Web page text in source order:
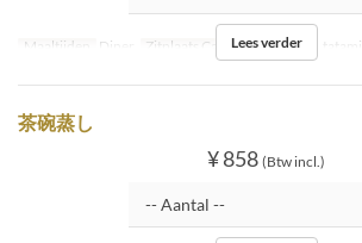
Maaltijden Diner Zitplaats Categorie Inside tatami
Lees verder
茶碗蒸し
¥ 858 (Btw incl.)